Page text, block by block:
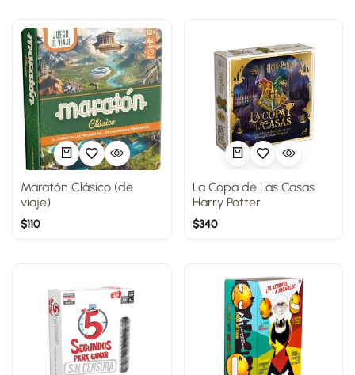
Maratón Clásico (de
viaje)
$110
La Copa de Las Casas
Harry Potter
$340